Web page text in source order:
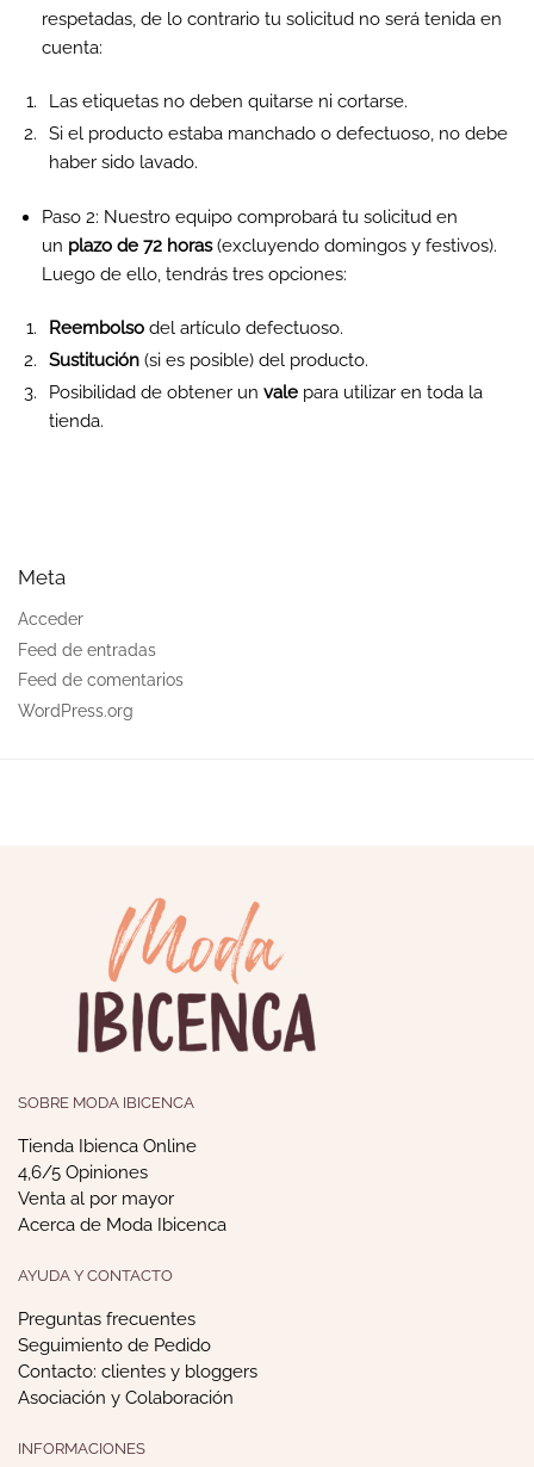
respetadas, de lo contrario tu solicitud no será tenida en
cuenta:
Las etiquetas no deben quitarse ni cortarse.
Si el producto estaba manchado o defectuoso, no debe
haber sido lavado.
Paso 2: Nuestro equipo comprobará tu solicitud en
un plazo de 72 horas(excluyendo domingos y festivos).
Luego de ello, tendrás tres opciones:
Reembolso del artículo defectuoso.
Sustitución (si es posible) del producto.
Posibilidad de obtener un vale para utilizar en toda la
tienda.
Meta
Acceder
Feed de entradas
Feed de comentarios
WordPress.org
SOBRE MODA IBICENCA
Tienda Ibienca Online
4,6/5 Opiniones
Venta al por mayor
Acerca de Moda Ibicenca
AYUDA Y CONTACTO
Preguntas frecuentes
Seguimiento de Pedido
Contacto: clientes y bloggers
Asociación y Colaboración
INFORMACIONES